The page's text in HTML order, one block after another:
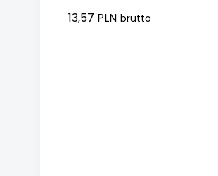
13,57 PLN brutto